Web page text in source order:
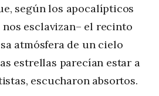
según los apocalípticos
esclavizan– el recinto
atmósfera de un cielo
estrellas parecían estar a
escucharon absortos.